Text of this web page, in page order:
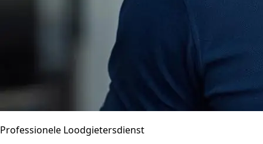
Professionele Loodgietersdienst